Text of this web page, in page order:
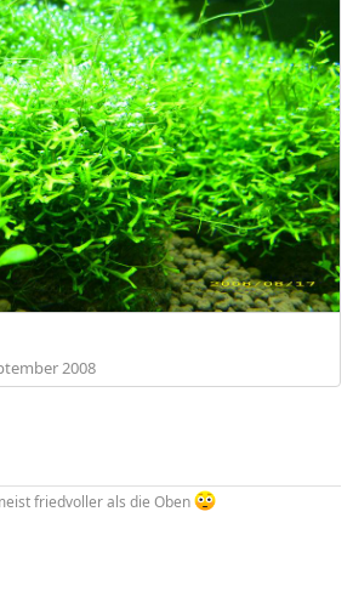
2008
friedvoller als die Oben